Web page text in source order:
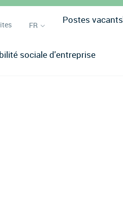
FR
Postes vacants
sociale d'entreprise